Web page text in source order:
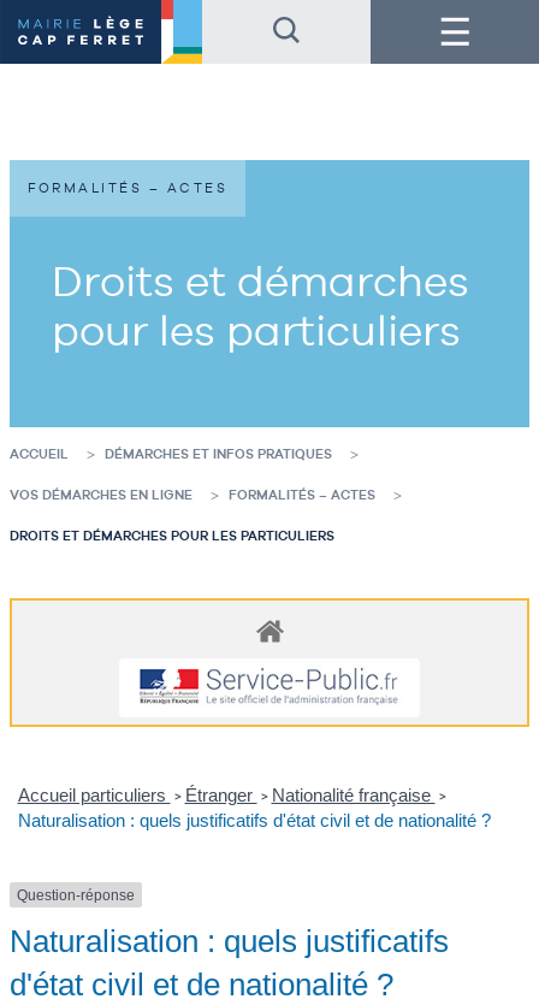
au
contenu
de
au
pied
de
Menu
Droits et démarches
pour les particuliers
FORMALITÉS – ACTES
ACCUEIL DÉMARCHES ET INFOS PRATIQUES
VOS DÉMARCHES EN LIGNE FORMALITÉS – ACTES
DROITS ET DÉMARCHES POUR LES PARTICULIERS
Accueil particuliers > Étranger > Nationalité française >
Naturalisation : quels justificatifs d'état civil et de nationalité ?
Question-réponse
Naturalisation : quels justificatifs
d'état civil et de nationalité ?